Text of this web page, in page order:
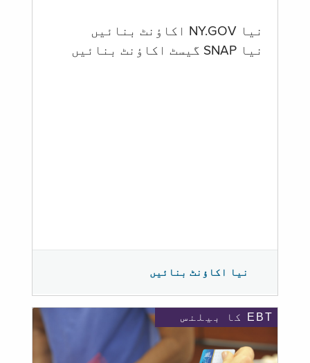
نیا NY.GOV اکاؤنٹ بنائیں
نیا SNAP گیسٹ اکاؤنٹ بنائیں
نیا اکاؤنٹ بنائیں
EBT کا بیلنس